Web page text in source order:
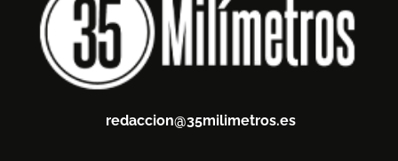
redaccion@35milimetros.es